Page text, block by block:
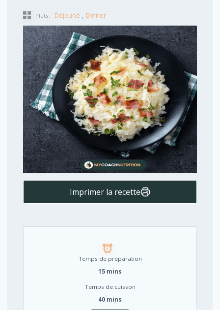
Plats: Déjeuné , Dinner
Imprimer la recette
Temps de préparation
15 mins
Temps de cuisson
40 mins